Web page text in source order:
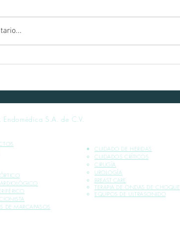
S.A. de C.V.
DE MARCAPASOS
CUIDADO DE HERIDAS
CUIDADOS CRÍTICOS​
CIRUGÍA
UROLOGÍA
BREAST CARE
TERAPIA DE ONDAS DE CHOQUE
EQUIPOS DE ULTRASONIDO